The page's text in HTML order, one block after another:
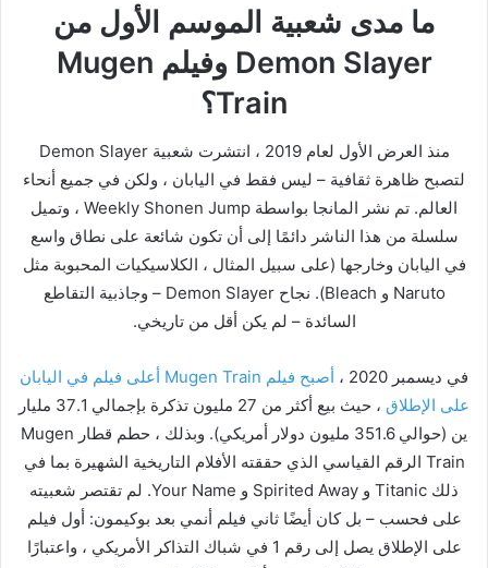
ما مدى شعبية الموسم الأول من
Demon Slayer وفيلم Mugen
Train؟
منذ العرض الأول لعام 2019 ، انتشرت شعبية Demon Slayer
لتصبح ظاهرة ثقافية – ليس فقط في اليابان ، ولكن في جميع أنحاء
العالم. تم نشر المانجا بواسطة Weekly Shonen Jump ، وتميل
سلسلة من هذا الناشر دائمًا إلى أن تكون شائعة على نطاق واسع
في اليابان وخارجها (على سبيل المثال ، الكلاسيكيات المحبوبة مثل
Naruto و Bleach). نجاح Demon Slayer – وجاذبية التقاطع
السائدة – لم يكن أقل من تاريخي.
في ديسمبر 2020 ،
أصبح فيلم Mugen Train أعلى فيلم في اليابان
على الإطلاق
، حيث بيع أكثر من 27 مليون تذكرة بإجمالي 37.1 مليار
ين (حوالي 351.6 مليون دولار أمريكي). وبذلك ، حطم قطار Mugen
Train الرقم القياسي الذي حققته الأفلام التاريخية الشهيرة بما في
ذلك Titanic و Spirited Away و Your Name. لم تقتصر شعبيته
على فحسب – بل كان أيضًا ثاني فيلم أنمي بعد بوكيمون: أول فيلم
على الإطلاق يصل إلى رقم 1 في شباك التذاكر الأمريكي ، واعتبارًا